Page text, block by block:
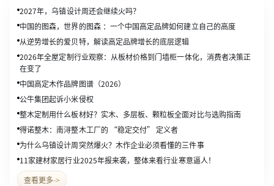
2027年，乌镇设计周还会继续火吗？
中国的图森，世界的图森 ：一个中国高定品牌如何建立自己的高度
从逆势增长的爱贝特，解读高定品牌增长的底层逻辑
2026年全屋定制行业观察：从板材价格到门墙柜一体化，消费者决策正
在变了
中国高定木作品牌图谱（2026）
公牛集团起诉小米侵权
整木定制用什么板材好？实木、多层板、颗粒板全面对比与选购指南
得诺整木：南浔整木工厂的 “稳定交付” 定义者
为什么乌镇设计周突然爆火？木作企业必须看懂的三件事
11家建材家居行业2025年报来袭，整体来看行业寒意逼人！
查看更多->